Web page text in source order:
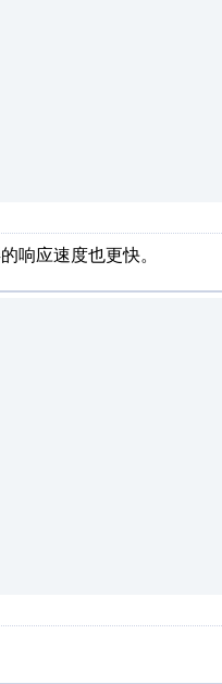
响应速度也更快。